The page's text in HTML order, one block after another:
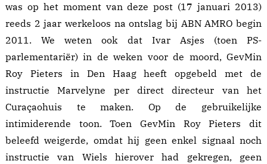
was op het moment van deze post (17 januari 2013)
reeds 2 jaar werkeloos na ontslag bij ABN AMRO begin
2011. We weten ook dat Ivar Asjes (toen PS-
parlementariër) in de weken voor de moord, GevMin
Roy Pieters in Den Haag heeft opgebeld met de
instructie Marvelyne per direct directeur van het
Curaçaohuis te maken. Op de gebruikelijke
intimiderende toon. Toen GevMin Roy Pieters dit
beleefd weigerde, omdat hij geen enkel signaal noch
instructie van Wiels hierover had gekregen, geen